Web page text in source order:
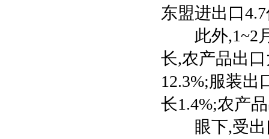
东盟进出口
此外,1~2月,
长,农产品出
12.3%;服装出
长1.4%;农产
眼下,受出